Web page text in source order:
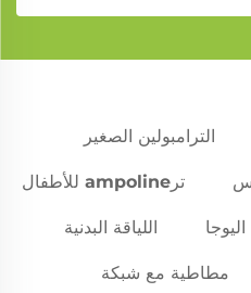
الترامبولين الصغير
ترampoline للأطفال
اليوجا اللياقة البدنية
مطاطية مع شبكة